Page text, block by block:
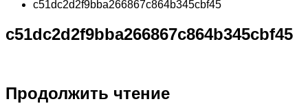
c51dc2d2f9bba266867c864b345cbf45
c51dc2d2f9bba266867c864b345cbf45
Продолжить чтение